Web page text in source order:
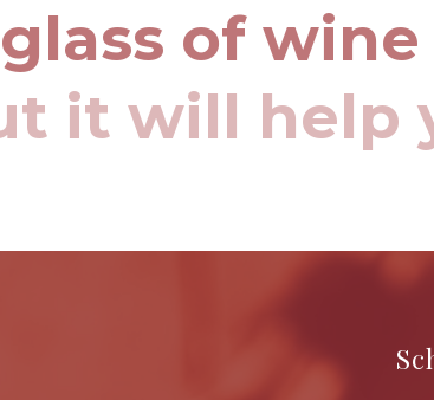
of wine
it will help